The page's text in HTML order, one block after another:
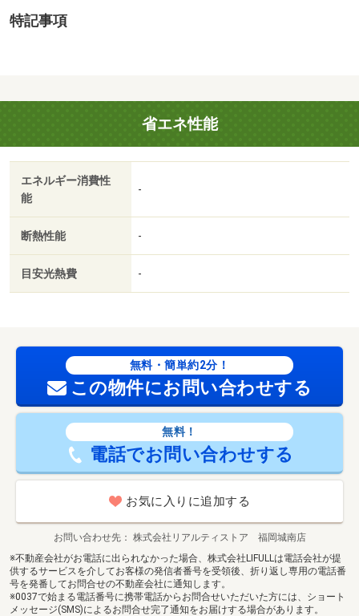
スーパー（650m）、コンビニ（80m）、ドラッグストア
（300m）
☆建築条件無し！更地渡し♪☆家計に優しい都市ガス！陽
当たり良好♪☆姪北小学校まで徒歩１分なので通学も安心
♪●当社ネット掲載以外の物件もご紹介可能です！【ロー
ン、税金、資金計画など何でもお答えします】Ｑ．気にな
るお家がたくさんある！→Ａ．すべての物件資料を一括し
いの？→Ａ．諸条件をお伺いし、お客様にとって最適な金
融機関をご提案します♪Ｑ．未公開情報を知りたい！→Ａ．
これから公開を予定している物件情報もご紹介します♪お家
記事項備考】建築条件なし
国土法届出：不要
特記事項
省エネ性能
エネルギー消費性
能
-
断熱性能 -
目安光熱費 -
無料・簡単約2分！
この物件にお問い合わせする
無料！
電話でお問い合わせする
お気に入りに追加する
お問い合わせ先
株式会社リアルティストア 福岡城南店
※不動産会社がお電話に出られなかった場合、株式会社LIFULLは電話会社が提
供するサービスを介してお客様の発信者番号を受領後、折り返し専用の電話番
号を発番してお問合せの不動産会社に通知します。
※0037で始まる電話番号に携帯電話からお問合せいただいた方には、ショート
メッセージ(SMS)によるお問合せ完了通知をお届けする場合があります。